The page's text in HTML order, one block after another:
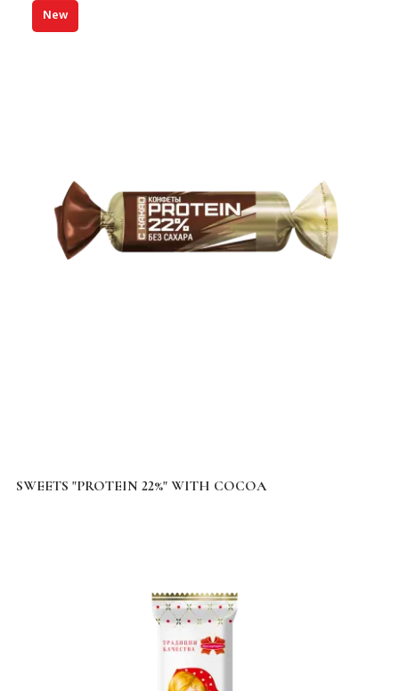
New
SWEETS "PROTEIN 22%" WITH COCOA